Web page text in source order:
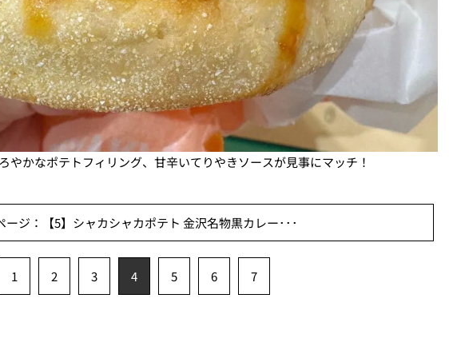
やかなポテトフィリング、甘辛いてりやきソースが見事にマッチ！
ージ：【5】シャカシャカポテト 金沢名物黒カレー･･･
1 2 3 4 5 6 7